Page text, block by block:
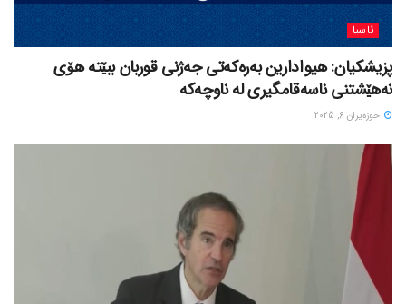
ئاسیا
پزیشکیان: هیوادارین بەرەکەتی جەژنی قوربان ببێتە هۆی
نەهێشتنی ناسەقامگیری لە ناوچەکە
حوزه‌یران 6, 2025